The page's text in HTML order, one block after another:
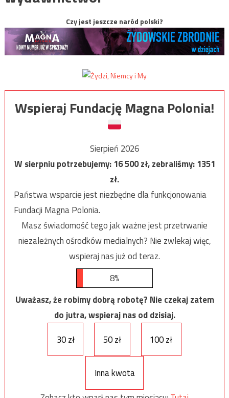
Czy jest jeszcze naród polski?
Wspieraj Fundację Magna Polonia!
Sierpień 2026
W sierpniu potrzebujemy:16 500zł, zebraliśmy:1351
zł.
Państwa wsparcie jest niezbędne dla funkcjonowania
Fundacji Magna Polonia.
Masz świadomość tego jak ważne jest przetrwanie
niezależnych ośrodków medialnych? Nie zwlekaj więc,
wspieraj nas już od teraz.
8%
Uważasz, że robimy dobrą robotę? Nie czekaj zatem
do jutra, wspieraj nas od dzisiaj.
30 zł
50 zł 100 zł
Inna kwota